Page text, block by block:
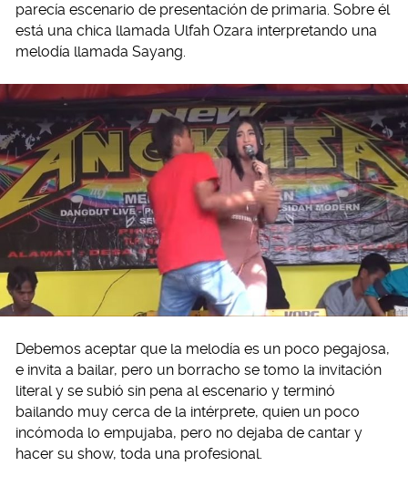
parecía escenario de presentación de primaria. Sobre él
está una chica llamada Ulfah Ozara interpretando una
melodía llamada Sayang.
Debemos aceptar que la melodía es un poco pegajosa,
e invita a bailar, pero un borracho se tomo la invitación
literal y se subió sin pena al escenario y terminó
bailando muy cerca de la intérprete, quien un poco
incómoda lo empujaba, pero no dejaba de cantar y
hacer su show, toda una profesional.